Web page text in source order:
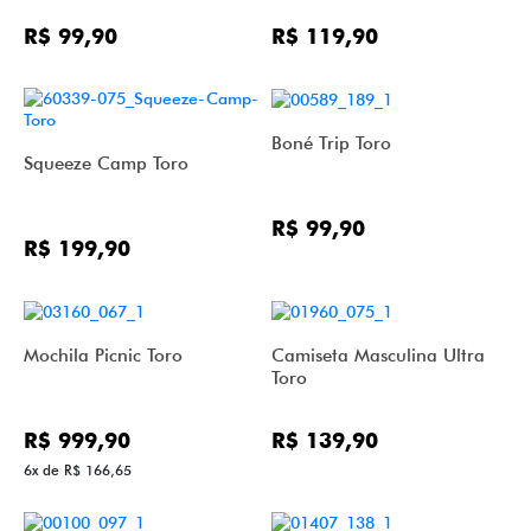
R$ 99,90 R$ 119,90
Squeeze Camp Toro
R$ 199,90
Boné Trip Toro
R$ 99,90
Mochila Picnic Toro
R$ 999,90
6x de R$ 166,65
Camiseta Masculina Ultra
Toro
R$ 139,90